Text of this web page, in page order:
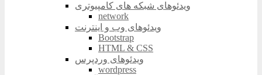
ویدئوهای شبکه های کامپیوتری
network
ویدئوهای وب و اینترنت
Bootstrap
HTML & CSS
ویدئوهای وردپرس
wordpress